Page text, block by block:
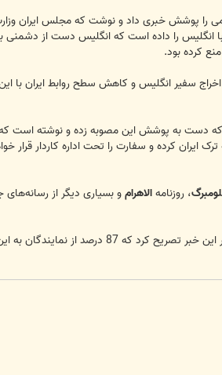
را پوشش خبری داد و نوشت که مجلس ایران
انگلیس را داده است که انگلیس دست از دشمنی
کرده بود.
سفیر انگلیس و کاهش سطح روابط ایران
دست به پوشش این مصوبه زده و نوشته است که
ایران کرده و سفارت را تحت اداره کاردار
، روزنامهالاهرامو بسیاری دیگر از
بنگاه سخن‌پراکنی دولت انگلیس نیز